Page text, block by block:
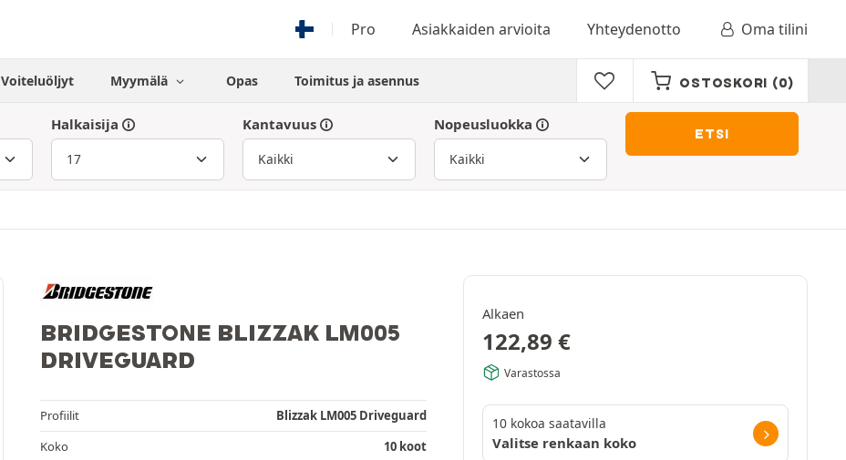
Pro Asiakkaiden arvioita Yhteydenotto Oma tilini
Voiteluöljyt Myymälä Opas Toimitus ja asennus OSTOSKORI (0)
Halkaisija Kantavuus Nopeusluokka
ETSI
BRIDGESTONE BLIZZAK LM005
DRIVEGUARD
Profiilit
Blizzak LM005 Driveguard
Koko
10 koot
Alkaen
122,89 €
Varastossa
10 kokoa saatavilla
Valitse renkaan koko